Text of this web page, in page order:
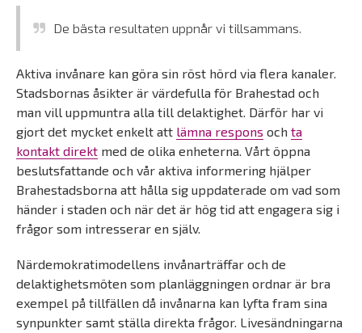
De bästa resultaten uppnår vi tillsammans.
Aktiva invånare kan göra sin röst hörd via flera kanaler.
Stadsbornas åsikter är värdefulla för Brahestad och
man vill uppmuntra alla till delaktighet. Därför har vi
gjort det mycket enkelt att lämna respons och ta
kontakt direkt med de olika enheterna. Vårt öppna
beslutsfattande och vår aktiva informering hjälper
Brahestadsborna att hålla sig uppdaterade om vad som
händer i staden och när det är hög tid att engagera sig i
frågor som intresserar en själv.
Närdemokratimodellens invånarträffar och de
delaktighetsmöten som planläggningen ordnar är bra
exempel på tillfällen då invånarna kan lyfta fram sina
synpunkter samt ställa direkta frågor. Livesändningarna